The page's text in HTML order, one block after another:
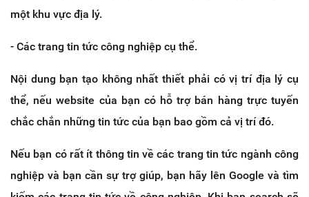
một khu vực địa lý.
- Các trang tin tức công nghiệp cụ thể.
Nội dung bạn tạo không nhất thiết phải có vị trí địa lý cụ
thể, nếu website của bạn có hỗ trợ bán hàng trực tuyến
chắc chắn những tin tức của bạn bao gồm cả vị trí đó.
Nếu bạn có rất ít thông tin về các trang tin tức ngành công
nghiệp và bạn cần sự trợ giúp, bạn hãy lên Google và tìm